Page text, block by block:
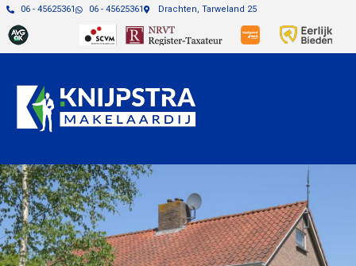
06 - 45625361 06 - 45625361 Drachten, Tarweland 25